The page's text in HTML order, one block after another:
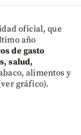
oficial, que
año
de gasto
salud,
alimentos y
gráfico).